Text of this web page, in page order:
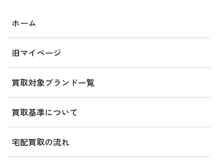
ホーム
旧マイページ
買取対象ブランド一覧
買取基準について
宅配買取の流れ